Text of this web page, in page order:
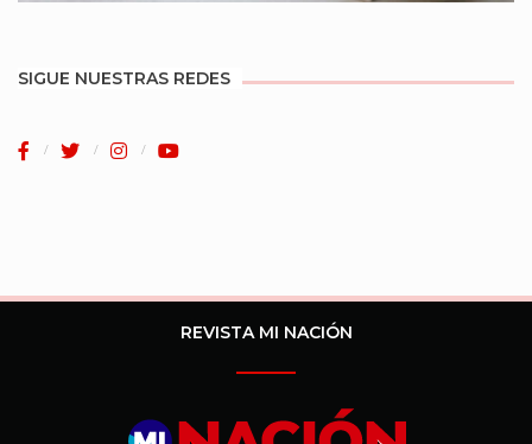
SIGUE NUESTRAS REDES
REVISTA MI NACIÓN